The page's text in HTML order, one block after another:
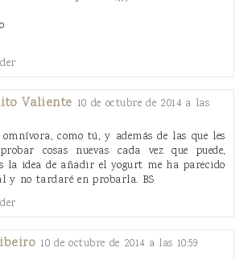
Valiente 10 de octubre de 2014 a las
omnívora, como tú, y además de las que les
cosas nuevas cada vez que puede,
la idea de añadir el yogurt me ha parecido
y no tardaré en probarla. BS
10 de octubre de 2014 a las 10:59